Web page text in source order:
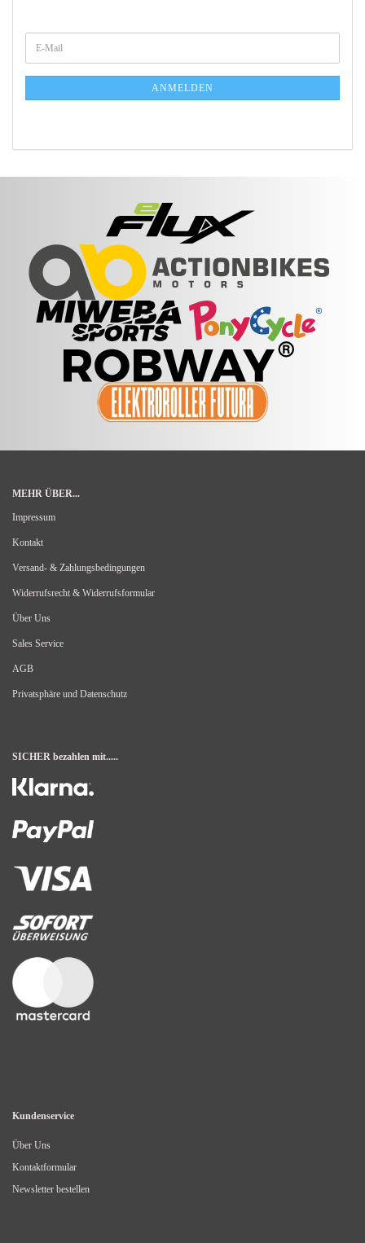
ZUR
NEWSLETTER-
ANMELDUNG
E-
Mail
ANMELDEN
MEHR ÜBER...
Impressum
Kontakt
Versand- & Zahlungsbedingungen
Widerrufsrecht & Widerrufsformular
Über Uns
Sales Service
AGB
Privatsphäre und Datenschutz
SICHER bezahlen mit.....
Kundenservice
Über Uns
Kontaktformular
Newsletter bestellen